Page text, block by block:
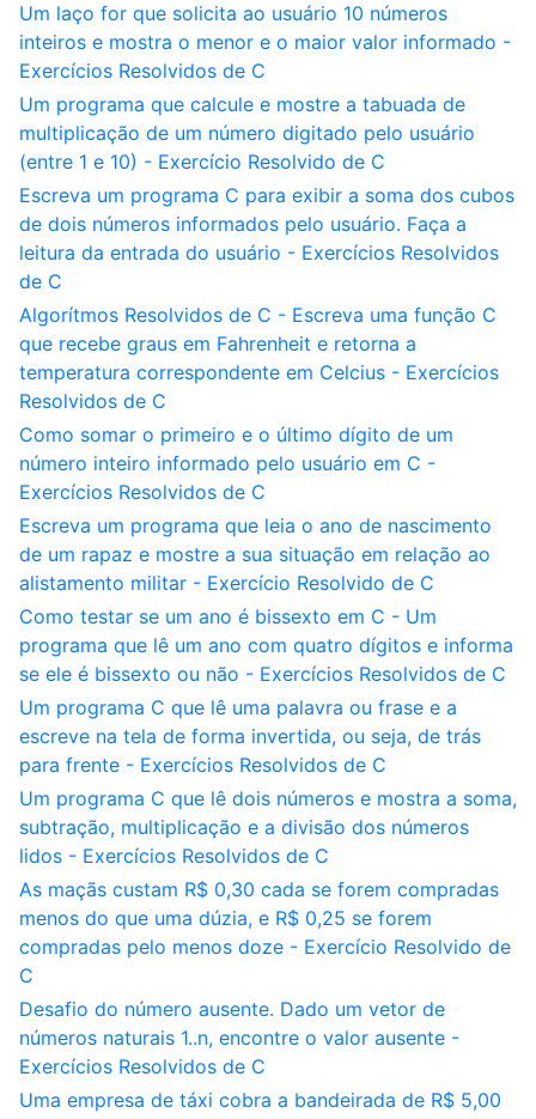
Um laço for que solicita ao usuário 10 números
inteiros e mostra o menor e o maior valor informado -
Exercícios Resolvidos de C
Um programa que calcule e mostre a tabuada de
multiplicação de um número digitado pelo usuário
(entre 1 e 10) - Exercício Resolvido de C
Escreva um programa C para exibir a soma dos cubos
de dois números informados pelo usuário. Faça a
leitura da entrada do usuário - Exercícios Resolvidos
de C
Algorítmos Resolvidos de C - Escreva uma função C
que recebe graus em Fahrenheit e retorna a
temperatura correspondente em Celcius - Exercícios
Resolvidos de C
Como somar o primeiro e o último dígito de um
número inteiro informado pelo usuário em C -
Exercícios Resolvidos de C
Escreva um programa que leia o ano de nascimento
de um rapaz e mostre a sua situação em relação ao
alistamento militar - Exercício Resolvido de C
Como testar se um ano é bissexto em C - Um
programa que lê um ano com quatro dígitos e informa
se ele é bissexto ou não - Exercícios Resolvidos de C
Um programa C que lê uma palavra ou frase e a
escreve na tela de forma invertida, ou seja, de trás
para frente - Exercícios Resolvidos de C
Um programa C que lê dois números e mostra a soma,
subtração, multiplicação e a divisão dos números
lidos - Exercícios Resolvidos de C
As maçãs custam R$ 0,30 cada se forem compradas
menos do que uma dúzia, e R$ 0,25 se forem
compradas pelo menos doze - Exercício Resolvido de
C
Desafio do número ausente. Dado um vetor de
números naturais 1..n, encontre o valor ausente -
Exercícios Resolvidos de C
Uma empresa de táxi cobra a bandeirada de R$ 5,00